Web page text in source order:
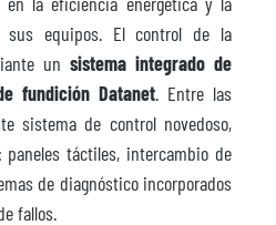
sus equipos. El control de la
un sistema integrado de
fundición Datanet. Entre las
sistema de control novedoso,
paneles táctiles, intercambio de
de diagnóstico incorporados
fallos.